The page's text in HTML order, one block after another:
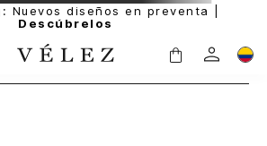
Nuevos diseños en preventa |
Descúbrelos